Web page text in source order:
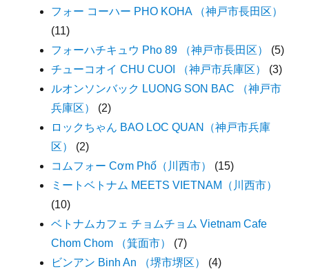
フォー コーハー PHO KOHA （神戸市長田区）
(11)
フォーハチキュウ Pho 89 （神戸市長田区）
(5)
チューコオイ CHU CUOI （神戸市兵庫区）
(3)
ルオンソンバック LUONG SON BAC （神戸市
兵庫区）
(2)
ロックちゃん BAO LOC QUAN（神戸市兵庫
区）
(2)
コムフォー Cơm Phố（川西市）
(15)
ミートベトナム MEETS VIETNAM（川西市）
(10)
ベトナムカフェ チョムチョム Vietnam Cafe
Chom Chom （箕面市）
(7)
ビンアン Binh An （堺市堺区）
(4)